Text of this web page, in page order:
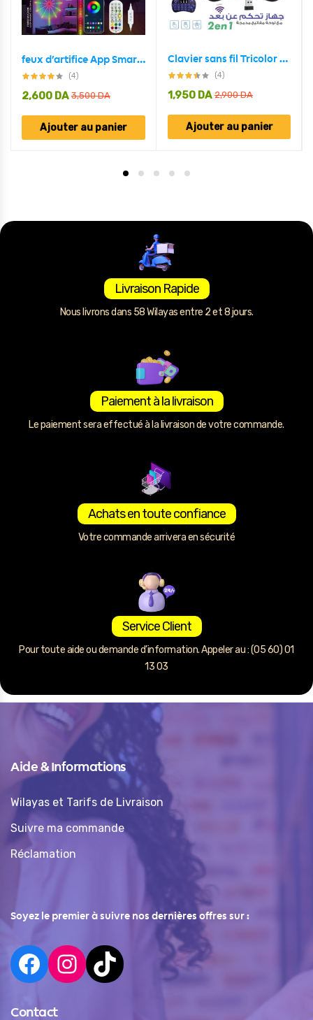
feux d’artifice App Smart Control IC Led RGB Light décoration de la maison
(4)
3,500DA
2,600 DA
Ajouter au panier
Clavier sans fil Tricolor rétroéclairé USB multimédia contrôle
(4)
2,900DA
1,950 DA
Ajouter au panier
Livraison Rapide
Nous livrons dans 58 Wilayas entre 2 et 8 jours.
Paiement à la livraison
Le paiement sera effectué à la livraison de votre commande.
Achats en toute confiance
Votre commande arrivera en sécurité
Service Client
Pour toute aide ou demande d’information. Appeler au : (05 60) 01
13 03
Aide & Informations
Wilayas et Tarifs de Livraison
Suivre ma commande
Réclamation
Soyez le premier à suivre nos dernières offres sur :
Contact